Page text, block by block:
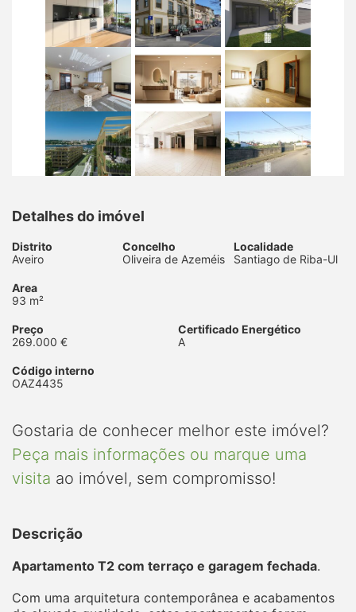
Detalhes do imóvel
Distrito
Aveiro
Concelho
Oliveira de Azeméis
Localidade
Santiago de Riba-Ul
Area
93 m²
Preço
269.000 €
Certificado Energético
A
Código interno
OAZ4435
Gostaria de conhecer melhor este imóvel?
Peça mais informações ou marque uma
visita ao imóvel, sem compromisso!
Descrição
Apartamento T2 com terraço e garagem fechada.
Com uma arquitetura contemporânea e acabamentos